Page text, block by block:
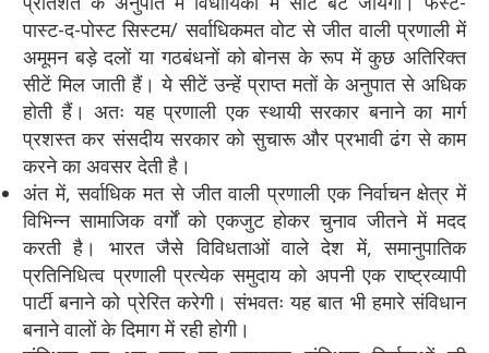
पास्ट-द-पोस्ट सिस्टम/ सर्वाधिकमत वोट से जीत वाली प्रणाली में
अमूमन बड़े दलों या गठबंधनों को बोनस के रूप में कुछ अतिरिक्त
सीटें मिल जाती हैं। ये सीटें उन्हें प्राप्त मतों के अनुपात से अधिक
होती हैं। अतः यह प्रणाली एक स्थायी सरकार बनाने का मार्ग
प्रशस्त कर संसदीय सरकार को सुचारू और प्रभावी ढंग से काम
करने का अवसर देती है।
अंत में, सर्वाधिक मत से जीत वाली प्रणाली एक निर्वाचन क्षेत्र में
विभिन्न सामाजिक वर्गों को एकजुट होकर चुनाव जीतने में मदद
करती है। भारत जैसे विविधताओं वाले देश में, समानुपातिक
प्रतिनिधित्व प्रणाली प्रत्येक समुदाय को अपनी एक राष्ट्रव्यापी
पार्टी बनाने को प्रेरित करेगी। संभवतः यह बात भी हमारे संविधान
बनाने वालों के दिमाग में रही होगी।